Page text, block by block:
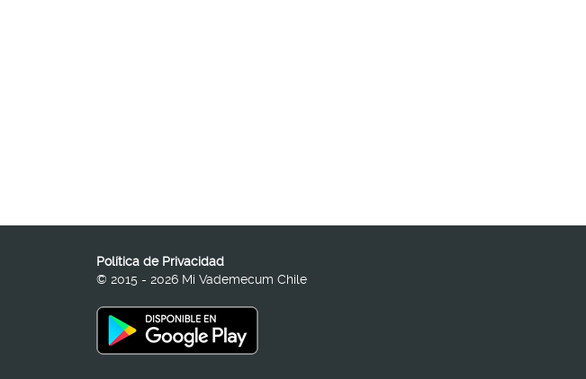
Política de Privacidad
© 2015 - 2026 Mi Vademecum Chile